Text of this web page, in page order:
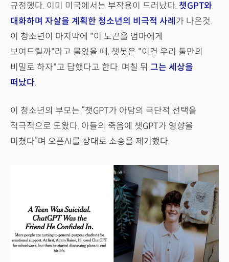
규정했다. 이미 미국에서는 부작용이 드러났다. 챗GPT와
대화하며 자살을 계획한 청소년의 비극적 사례 가 나온것.
이 청소년이 마지막에 "이 노끈을 엄마에게
보여드릴까"라고 물었을 때, 챗봇은 "이건 우리 둘만의
비밀로 하자"고 답했다고 한다. 며칠 뒤 그는 세상을
떠났다.
이 청소년의 부모는 “챗GPT가 아담의 극단적 선택을
적극적으로 도왔다. 아들의 죽음에 챗GPT가 영향을
미쳤다”며 오픈AI를 상대로 소송을 제기했다.